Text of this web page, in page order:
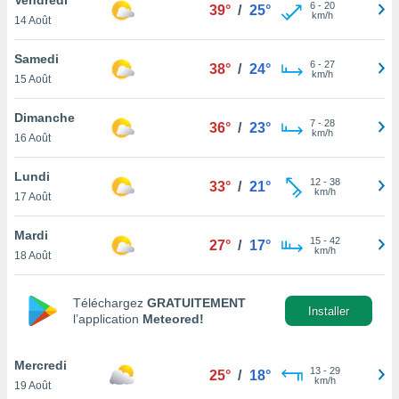
et
»,
au
vous
qu'ils
ou
le
ainsi
un
la
du
14 Août
39° / 25° 6- 20
km/h
Samedi
15 Août
38° / 24° 6- 27
km/h
Dimanche
16 Août
36° / 23° 7- 28
km/h
Lundi
17 Août
33° / 21° 12- 38
km/h
Mardi
18 Août
27° / 17° 15- 42
km/h
Téléchargez GRATUITEMENT
l’application Meteored!
Installer
Mercredi
19 Août
25° / 18° 13- 29
km/h